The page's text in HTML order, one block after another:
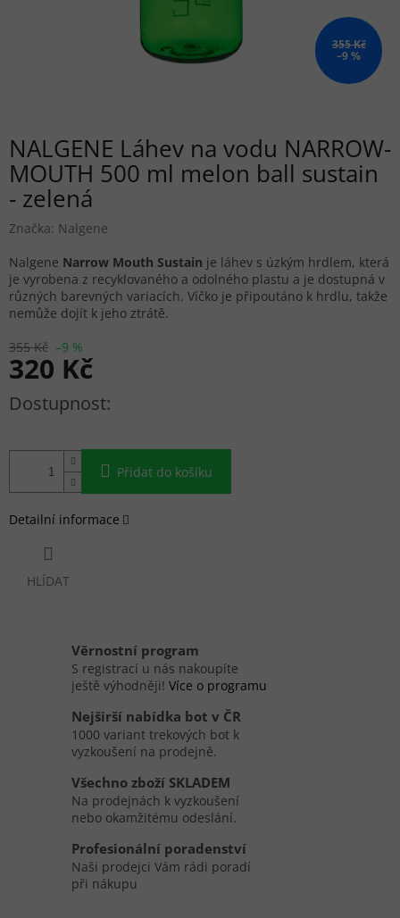
355 Kč
–9 %
NALGENE Láhev na vodu NARROW-
MOUTH 500 ml melon ball sustain
- zelená
Značka: Nalgene
355 Kč –9 %
320 Kč
Měrná cena:
Přidat do košíku
Nalgene Narrow Mouth Sustain je láhev s úzkým hrdlem, která
je vyrobena z recyklovaného a odolného plastu a je dostupná v
různých barevných variacích. Víčko je připoutáno k hrdlu, takže
nemůže dojít k jeho ztrátě.
Detailní informace
HLÍDAT
Věrnostní program
S registrací u nás nakoupíte
ještě výhodněji! Více o programu
Nejširší nabídka bot v ČR
1000 variant trekových bot k
vyzkoušení na prodejně.
Všechno zboží SKLADEM
Na prodejnách k vyzkoušení
nebo okamžitému odeslání.
Profesionální poradenství
Naši prodejci Vám rádi poradí
při nákupu